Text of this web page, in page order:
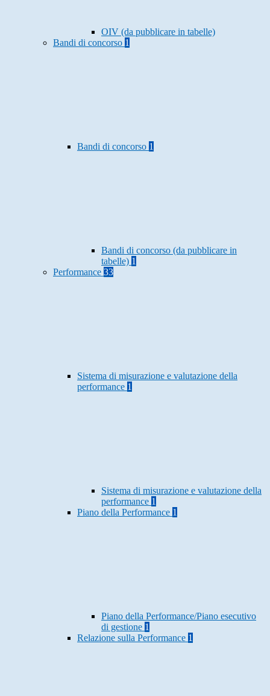
OIV (da pubblicare in tabelle)
Bandi di concorso 1
Bandi di concorso 1
Bandi di concorso (da pubblicare in
tabelle) 1
Performance 33
Sistema di misurazione e valutazione della
performance 1
Sistema di misurazione e valutazione della
performance 1
Piano della Performance 1
Piano della Performance/Piano esecutivo
di gestione 1
Relazione sulla Performance 1